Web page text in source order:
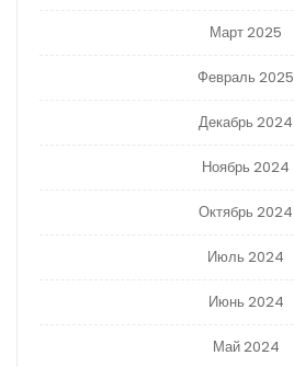
Март 2025
Февраль 2025
Декабрь 2024
Ноябрь 2024
Октябрь 2024
Июль 2024
Июнь 2024
Май 2024